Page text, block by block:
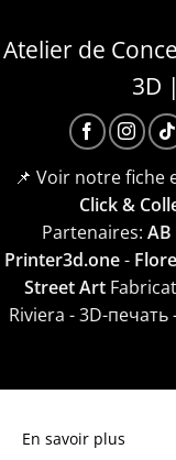
Atelier de
3D
📌 Voir notre fiche
Click &
Partenaires:
Printer3d.one-
Street Art
Riviera - 3D-
En savoir plus